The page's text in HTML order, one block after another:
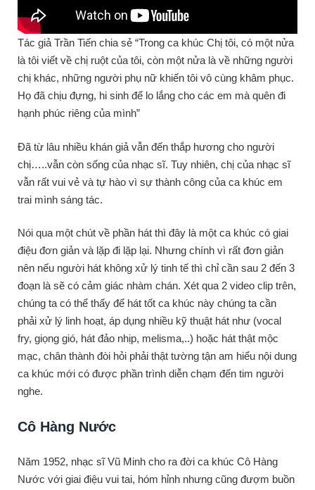
Tác giả Trần Tiến chia sẻ “Trong ca khúc Chị tôi, có một nửa
là tôi viết về chị ruột của tôi, còn một nửa là về những người
chị khác, những người phụ nữ khiến tôi vô cùng khâm phục.
Họ đã chịu đựng, hi sinh để lo lắng cho các em mà quên đi
hạnh phúc riêng của mình”
Đã từ lâu nhiều khán giả vẫn đến thắp hương cho người
chị…..vẫn còn sống của nhạc sĩ. Tuy nhiên, chị của nhạc sĩ
vẫn rất vui vẻ và tự hào vì sự thành công của ca khúc em
trai mình sáng tác.
Nói qua một chút về phần hát thì đây là một ca khúc có giai
điệu đơn giản và lặp đi lặp lại. Nhưng chính vì rất đơn giản
nên nếu người hát không xử lý tinh tế thì chỉ cần sau 2 đến 3
đoạn là sẽ có cảm giác nhàm chán. Xét qua 2 video clip trên,
chúng ta có thể thấy để hát tốt ca khúc này chúng ta cần
phải xử lý linh hoạt, áp dụng nhiều kỹ thuật hát như (vocal
fry, giọng gió, hát đảo nhịp, melisma,..) hoặc hát thật mộc
mạc, chân thành đòi hỏi phải thật tường tận am hiểu nội dung
ca khúc mới có được phần trình diễn chạm đến tim người
nghe.
Cô Hàng Nước
Năm 1952, nhạc sĩ Vũ Minh cho ra đời ca khúc Cô Hàng
Nước với giai điệu vui tai, hóm hỉnh nhưng cũng đượm buồn